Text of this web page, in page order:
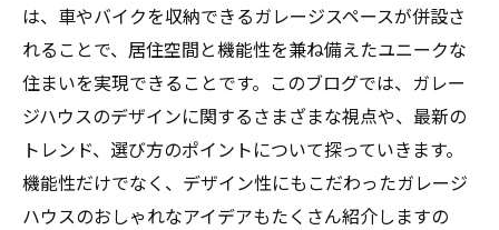
は、車やバイクを収納できるガレージスペースが併設さ
れることで、居住空間と機能性を兼ね備えたユニークな
住まいを実現できることです。このブログでは、ガレー
ジハウスのデザインに関するさまざまな視点や、最新の
トレンド、選び方のポイントについて探っていきます。
機能性だけでなく、デザイン性にもこだわったガレージ
ハウスのおしゃれなアイデアもたくさん紹介しますの